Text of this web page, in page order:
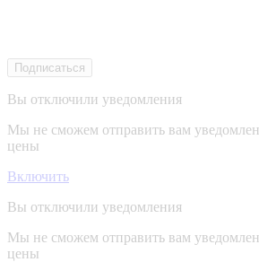
Подписаться
Вы отключили уведомления
Мы не сможем отправить вам
цены
Включить
Вы отключили уведомления
Мы не сможем отправить вам
цены